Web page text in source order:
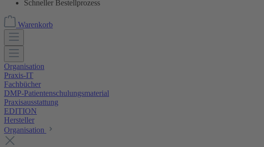
Schneller Bestellprozess
Warenkorb
Organisation
Praxis-IT
Fachbücher
DMP-Patientenschulungsmaterial
Praxisausstattung
EDITION
Hersteller
Organisation